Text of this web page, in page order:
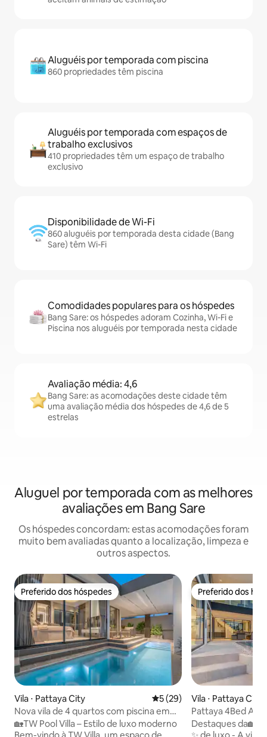
Aluguéis por temporada com piscina
860 propriedades têm piscina
Aluguéis por temporada com espaços de
trabalho exclusivos
410 propriedades têm um espaço de trabalho
exclusivo
Disponibilidade de Wi-Fi
860 aluguéis por temporada desta cidade (Bang
Sare) têm Wi-Fi
Comodidades populares para os hóspedes
Bang Sare: os hóspedes adoram Cozinha, Wi-Fi e
Piscina nos aluguéis por temporada nesta cidade
Avaliação média: 4,6
Bang Sare: as acomodações deste cidade têm
uma avaliação média dos hóspedes de 4,6 de 5
estrelas
Aluguel por temporada com as melhores
avaliações em Bang Sare
Os hóspedes concordam: estas acomodações foram
muito bem avaliadas quanto a localização, limpeza e
outros aspectos.
Preferido dos hóspedes
Preferido dos hóspedes
Vila ⋅ Pattaya City 5 de uma avaliação média
5 (29)
Nova vila de 4 quartos com piscina em
Pattaya / Pattaya TW Luxe Stay Pool Villa
🏡TW Pool Villa – Estilo de luxo moderno
Preferido dos
Preferido dos
Vila ⋅ Pattaya City
Pattaya 4Bed All
piscina de 4
Pattaya
Destaques da🏡 Sombot